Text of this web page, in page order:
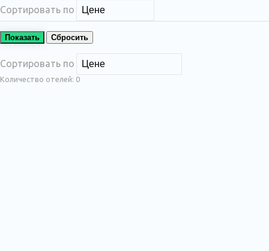
Сортировать по
Показать Сбросить
Сортировать по
Количество отелей: 0